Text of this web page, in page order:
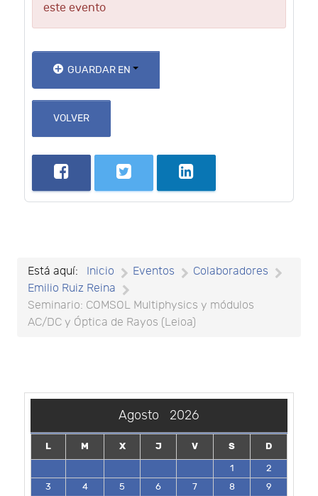
este evento
GUARDAR EN
VOLVER
Está aquí: Inicio Eventos
Colaboradores
Emilio Ruiz Reina
Seminario: COMSOL Multiphysics y módulos
AC/DC y Óptica de Rayos (Leioa)
Agosto 2026
L M X J V S
D
1
2
3
4 5 6 7 8
9